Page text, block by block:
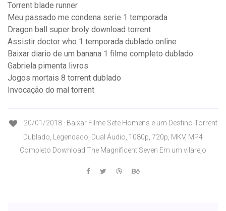
Torrent blade runner
Meu passado me condena serie 1 temporada
Dragon ball super broly download torrent
Assistir doctor who 1 temporada dublado online
Baixar diario de um banana 1 filme completo dublado
Gabriela pimenta livros
Jogos mortais 8 torrent dublado
Invocação do mal torrent
20/01/2018 · Baixar Filme Sete Homens e um Destino Torrent
Dublado, Legendado, Dual Áudio, 1080p, 720p, MKV, MP4
Completo Download The Magnificent Seven Em um vilarejo